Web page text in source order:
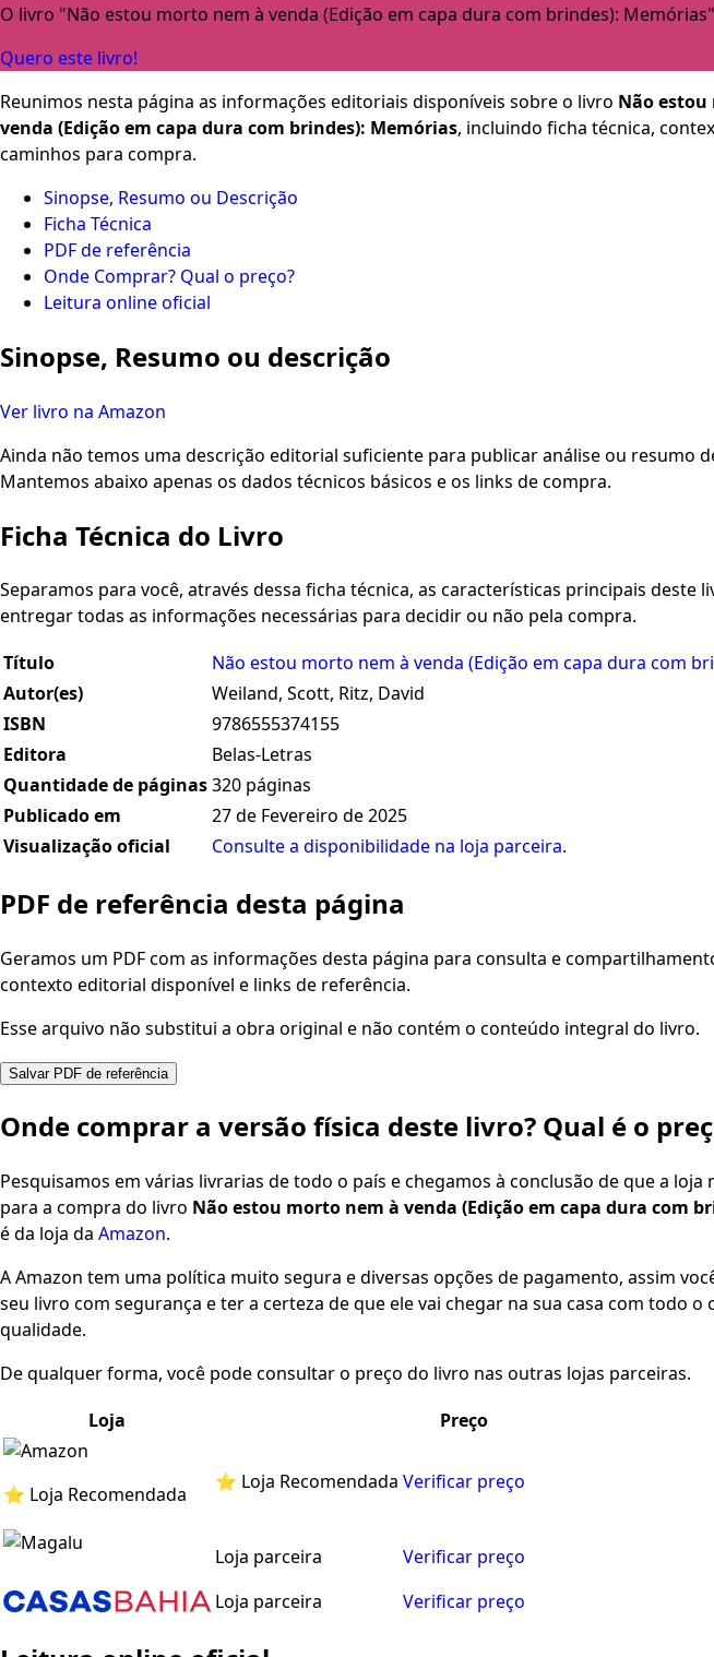
O livro "Não estou morto nem à venda (Edição em capa dura com brindes):
Quero este livro!
Reunimos nesta página as informações editoriais disponíveis sobre o livro Não
venda (Edição em capa dura com brindes): Memórias, incluindo ficha técnica,
caminhos para compra.
Sinopse, Resumo ou Descrição
Ficha Técnica
PDF de referência
Onde Comprar? Qual o preço?
Leitura online oficial
Sinopse, Resumo ou descrição
Ver livro na Amazon
Ainda não temos uma descrição editorial suficiente para publicar análise ou resumo
Mantemos abaixo apenas os dados técnicos básicos e os links de compra.
Ficha Técnica do Livro
Separamos para você, através dessa ficha técnica, as características principais deste
entregar todas as informações necessárias para decidir ou não pela compra.
Título
Não estou morto nem à venda (Edição em capa dura com
Autor(es)
Weiland, Scott, Ritz, David
ISBN
9786555374155
Editora
Belas-Letras
Quantidade de páginas320 páginas
Publicado em
27 de Fevereiro de 2025
Visualização oficial
Consulte a disponibilidade na loja parceira.
PDF de referência desta página
Geramos um PDF com as informações desta página para consulta e
contexto editorial disponível e links de referência.
Esse arquivo não substitui a obra original e não contém o conteúdo integral do livro.
Salvar PDF de referência
Onde comprar a versão física deste livro? Qual é o
Pesquisamos em várias livrarias de todo o país e chegamos à conclusão de que a loja
para a compra do livro Não estou morto nem à venda (Edição em capa dura com
é da loja da Amazon.
A Amazon tem uma política muito segura e diversas opções de pagamento, assim
seu livro com segurança e ter a certeza de que ele vai chegar na sua casa com todo o
qualidade.
De qualquer forma, você pode consultar o preço do livro nas outras lojas parceiras.
Loja
Preço
⭐ Loja Recomendada
⭐ Loja Recomendada Verificar preço
Loja parceira
Verificar preço
Loja parceira
Verificar preço